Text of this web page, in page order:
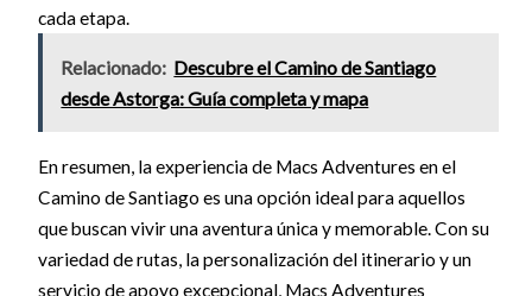
cada etapa.
Relacionado: Descubre el Camino de Santiago
desde Astorga: Guía completa y mapa
En resumen, la experiencia de Macs Adventures en el
Camino de Santiago es una opción ideal para aquellos
que buscan vivir una aventura única y memorable. Con su
variedad de rutas, la personalización del itinerario y un
servicio de apoyo excepcional, Macs Adventures